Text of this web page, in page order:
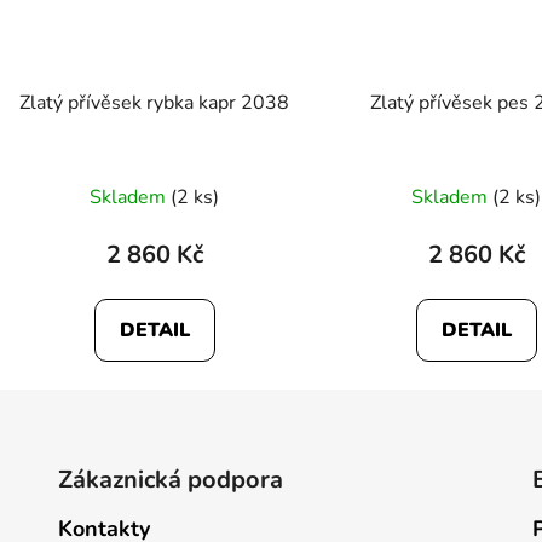
Zlatý přívěsek rybka kapr 2038
Skladem (2 ks)
2 860 Kč
DETAIL
Zlatý přívěsek pes
Skladem (2 ks)
2 860 Kč
DETAIL
Zákaznická podpora
Kontakty